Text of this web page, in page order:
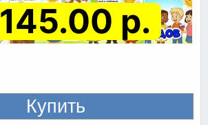
145.00 р.